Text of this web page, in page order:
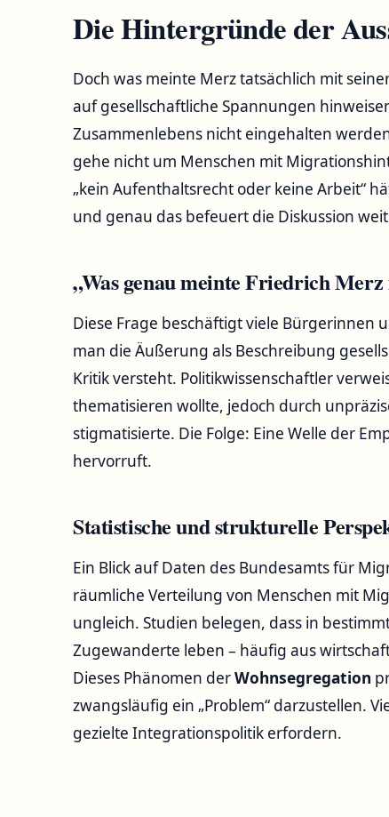
Die Hintergründe der
Doch was meinte Merz tatsächlich mit
auf gesellschaftliche Spannungen
Zusammenlebens nicht eingehalten
gehe nicht um Menschen mit
„kein Aufenthaltsrecht oder keine Arbeit“
und genau das befeuert die Diskussion
„Was genau meinte Friedrich Merz
Diese Frage beschäftigt viele Bürgerinnen
man die Äußerung als Beschreibung
Kritik versteht. Politikwissenschaftler
thematisieren wollte, jedoch durch
stigmatisierte. Die Folge: Eine Welle der
hervorruft.
Statistische und strukturelle
Ein Blick auf Daten des Bundesamts für
räumliche Verteilung von Menschen mit
ungleich. Studien belegen, dass in
Zugewanderte leben – häufig aus
Dieses Phänomen derWohnsegregation
zwangsläufig ein „Problem“ darzustellen.
gezielte Integrationspolitik erfordern.